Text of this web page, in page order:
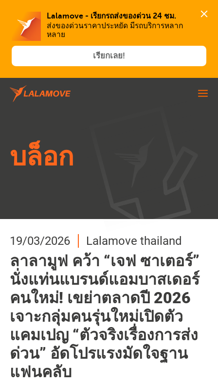
Lalamove - เรียกรถส่งของด่วน 24 ชม.
ส่งของด่วนราคาประหยัด มีรถบริการหลาก
หลาย
เรียกเลย!
บล็อก
24/02/2026 Lalamove thailand
ลาลามูฟ ประเทศไทย เผยผล
ประกอบการปี 2568 เติบโต
30% แม้เศรษฐกิจผันผวน
ชูความสำเร็จจากบริการใหม่
และการขยายพื้นที่ให้บริการ
กรุงเทพฯ, 16 มกราคม 2025 –แพลตฟอร์มให้บริการ
ขนส่งด่วนและบริการรับส่งผู้โดยสารแบบออนดีมานด์
10/04/2026 Lalamove thailand
ชาวชลบุรีมีเฮ! Lalamove
Ride พร้อมให้บริการรับส่งผู้
โดยสารแล้ววันนี้!
ชาวชลบุรีหลายคนอาจคุ้นเคยกับ Lalamove ในฐานะ
ตัวจริงด้านการส่งของด่วน ตั้งแต่ชิ้นเล็กไปจนถึงชิ้น
ใหญ่ หรือแม้แต่งานย้ายบ้าน แต่ตั้งแต่วันนี้เป็นต้นไป
ชีวิตชาวชลบุรี จะใช้ชีวิตง่ายขึ้นไปอีกขั้น!...
19/03/2026 Lalamove thailand
ลาลามูฟเสริมแกร่ง Soft
Skills ให้พาร์ทเนอร์คนขับจัด
เวิร์กชอป “Serve with Care
บริการด้วยใจ ใส่ใจทุกการ
เดินทาง"
กรุงเทพ, 18 มีนาคม 2569 — ลาลามูฟ แพลตฟอร์มให้
บริการส่งด่วนและบริการรับส่งผู้โดยสารแบบออน
19/03/2026 Lalamove thailand
ลาลามูฟ คว้า “เจฟ ซาเตอร์”
นั่งแท่นแบรนด์แอมบาสเดอร์
คนใหม่! เขย่าตลาดปี 2026
เจาะกลุ่มคนรุ่นใหม่เปิดตัว
แคมเปญ “ตัวจริงเรื่องการส่ง
ด่วน” อัดโปรแรงมัดใจฐาน
แฟนคลับ
27/02/2026 Lalamove thailand
ส่งของด่วนปริมณฑล-ต่าง
จังหวัด ถึงภายในวันด้วย
Lalamove
หลายคนอาจคุ้นเคยเป็นอย่างดีว่า Lalamove ขึ้นชื่อ
เรื่องการส่งด่วนที่ครอบคลุมทั้งในกรุงเทพ ขอนแก่น
และชลบุรี และตอนนี้เราพร้อมแล้วที่จะขยายความ
สะดวกให้มากขึ้น โดย
เปิดให้บริการครอบคลุมพื้นที่
ปริมณฑล...
24/02/2026 Lalamove thailand
ลาลามูฟ บุก “ขอนแก่น”
ศูนย์กลางเศรษฐกิจแห่งภาค
อีสาน ชูวิสัยทัศน์หนุนผู้
ประกอบการ SMEs ท้องถิ่น
และยกระดับเศรษฐกิจระดับ
ภูมิภาค
ขอนแก่น, ประเทศไทย 29 มกราคม 2569 —
24/02/2026 Lalamove thailand
ลาลามูฟ ประเทศไทย เผยผล
ประกอบการปี 2568 เติบโต
30% แม้เศรษฐกิจผันผวน
ชูความสำเร็จจากบริการใหม่
และการขยายพื้นที่ให้บริการ
กรุงเทพฯ, 16 มกราคม 2025 –แพลตฟอร์มให้บริการ
ขนส่งด่วนและบริการรับส่งผู้โดยสารแบบออนดีมานด์
10/04/2026 Lalamove thailand
ชาวชลบุรีมีเฮ! Lalamove
Ride พร้อมให้บริการรับส่งผู้
โดยสารแล้ววันนี้!
ชาวชลบุรีหลายคนอาจคุ้นเคยกับ Lalamove ในฐานะ
ตัวจริงด้านการส่งของด่วน ตั้งแต่ชิ้นเล็กไปจนถึงชิ้น
ใหญ่ หรือแม้แต่งานย้ายบ้าน แต่ตั้งแต่วันนี้เป็นต้นไป
ชีวิตชาวชลบุรี จะใช้ชีวิตง่ายขึ้นไปอีกขั้น!...